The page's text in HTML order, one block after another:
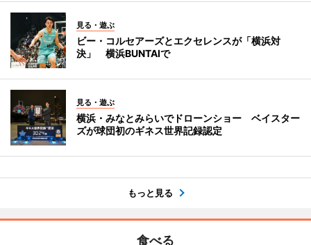
見る・遊ぶ
ビー・コルセアーズとエクセレンスが「横浜対
決」 横浜BUNTAIで
見る・遊ぶ
横浜・みなとみらいでドローンショー ベイスター
ズが球団初のギネス世界記録認定
もっと見る
食べる